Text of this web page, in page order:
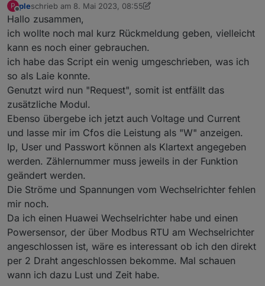
Hi,
@
: kenn dein ioBroker den aktuellen Hausbezug?
Dann käme das Script hier aus dem initialen Topic in
Frage, damit bin ich jetzt ein Jahr sehr gut und
zuverlässig mit gefahren
wenn nicht, shop einen Lesekopf für den Hauptzähler
und lass die cfos dessen Infos zukommen lassen, wie
paar Posts zuvor beschrieben
den Huawei würde ich nicht direkt mit der cfos
koppeln (wenn es überhaupt geht), wenn der nur mit
einem Partner kommunzieren kann.
Dann zum ioBroker und der
verteilt/dokumentiert/regelt :)
Sorry, ich muss noch mal kurz nachfragen. Ich hab die Box
nun an der Wand und beschäftige mich mit den Zählern.
Welche Zähler soll ich denn nun alle anlegen? Ist es richtig,
das netzbezug mein Export oder Import ist? Positiv wäre
Hätte aber auch noch mehr Werte die ich übermitteln
könnte wie die Last vom gesamten Haus.
Also kurz gesagt, welche Zähler alle mit welchen Werten?
Gruß und Danke
P
Offline
pleschrieb am 8. Mai 2023, 08:55
zuletzt editiert von ple5. Aug. 2023, 11:03
Hallo zusammen,
ich wollte noch mal kurz Rückmeldung geben, vielleicht
kann es noch einer gebrauchen.
ich habe das Script ein wenig umgeschrieben, was ich
so als Laie konnte.
Genutzt wird nun "Request", somit ist entfällt das
zusätzliche Modul.
Ebenso übergebe ich jetzt auch Voltage und Current
und lasse mir im Cfos die Leistung als "W" anzeigen.
Ip, User und Passwort können als Klartext angegeben
werden. Zählernummer muss jeweils in der Funktion
geändert werden.
Die Ströme und Spannungen vom Wechselrichter fehlen
mir noch.
Da ich einen Huawei Wechselrichter habe und einen
Powersensor, der über Modbus RTU am Wechselrichter
angeschlossen ist, wäre es interessant ob ich den direkt
per 2 Draht angeschlossen bekomme. Mal schauen
wann ich dazu Lust und Zeit habe.